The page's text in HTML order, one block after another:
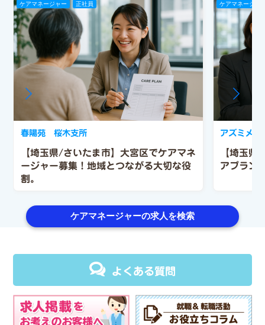
ケアマネージャー 正社員
【埼玉県/さいたま市】大宮区でケアマネ
ージャー募集！地域とつながる大切な役
割。
春陽苑 桜木支所
ケアマネージャ
【埼玉県
アプラン
アズミメデ
ケアマネージャーの求人を検索
よくある質問